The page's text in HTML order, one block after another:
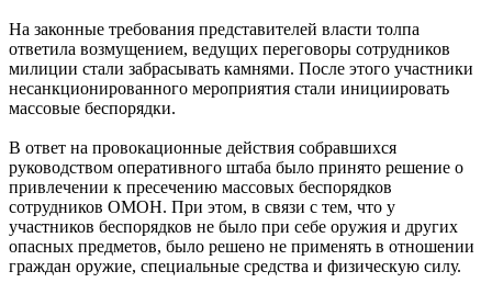
На законные требования представителей власти толпа
ответила возмущением, ведущих переговоры сотрудников
милиции стали забрасывать камнями. После этого участники
несанкционированного мероприятия стали инициировать
массовые беспорядки.
В ответ на провокационные действия собравшихся
руководством оперативного штаба было принято решение о
привлечении к пресечению массовых беспорядков
сотрудников ОМОН. При этом, в связи с тем, что у
участников беспорядков не было при себе оружия и других
опасных предметов, было решено не применять в отношении
граждан оружие, специальные средства и физическую силу.